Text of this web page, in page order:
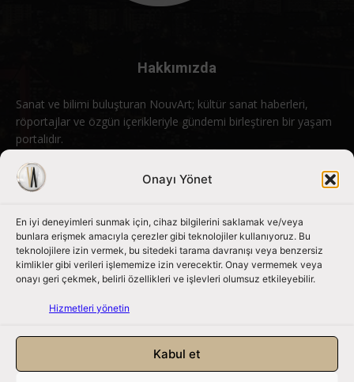
Onayı Yönet
En iyi deneyimleri sunmak için, cihaz bilgilerini saklamak ve/veya
bunlara erişmek amacıyla çerezler gibi teknolojiler kullanıyoruz. Bu
teknolojilere izin vermek, bu sitedeki tarama davranışı veya benzersiz
kimlikler gibi verileri işlememize izin verecektir. Onay vermemek veya
onayı geri çekmek, belirli özellikleri ve işlevleri olumsuz etkileyebilir.
Hizmetleri yönetin
Kabul et
Hakkımızda
Sanat ve bilimi buluşturan NouvArt; kültür sanat haberleri,
röportajlar ve özgün içerikleriyle gündemi birleştiren bir yaşam
portalıdır.
Bizimle iletişime geçin: info@nouvart.net
Bizi Takip Edin